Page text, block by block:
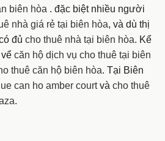
biên hòa . đặc biệt nhiều người
nhà giá rẻ tại biên hòa, và dù thị
đủ cho thuê nhà tại biên hòa. Kể
căn hộ dịch vụ cho thuê tại biên
thuê căn hộ biên hòa. Tại Biên
can ho amber courtvà cho thuê
.